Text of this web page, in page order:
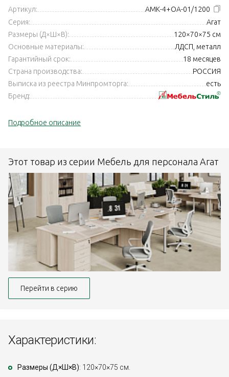
Артикул:
АМК-4+ОА-01/1200
Серия:
Агат
Размеры (Д×Ш×В):
120×70×75 см
Основные материалы:
ЛДСП, металл
Гарантийный срок:
18 месяцев
Страна производства:
РОССИЯ
Выписка из реестра Минпромторга:
есть
Бренд:
Подробное описание
Этот товар из серии Мебель для персонала Агат
Перейти в серию
Характеристики:
Размеры (Д×Ш×В): 120×70×75 см.